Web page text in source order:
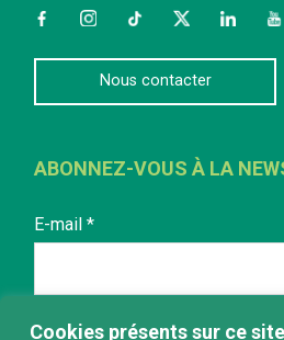
Cookies présents sur ce site
FacebookInstagramTikTokTwitterLinkedIn
Nous contacter
ABONNEZ-VOUS À LA
E-mail *